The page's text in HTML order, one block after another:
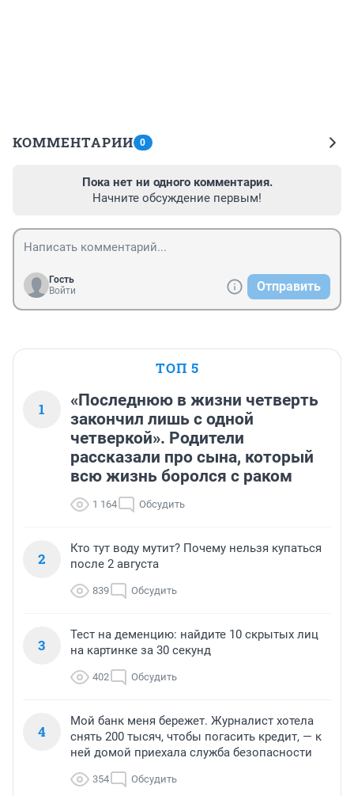
КОММЕНТАРИИ 0
Пока нет ни одного комментария.
Начните обсуждение первым!
Гость
Войти
Отправить
ТОП 5
1
«Последнюю в жизни четверть
закончил лишь с одной
четверкой». Родители
рассказали про сына, который
всю жизнь боролся с раком
1 164 Обсудить
2
Кто тут воду мутит? Почему нельзя купаться
после 2 августа
839 Обсудить
3
Тест на деменцию: найдите 10 скрытых лиц
на картинке за 30 секунд
402 Обсудить
4
Мой банк меня бережет. Журналист хотела
снять 200 тысяч, чтобы погасить кредит, — к
ней домой приехала служба безопасности
354 Обсудить